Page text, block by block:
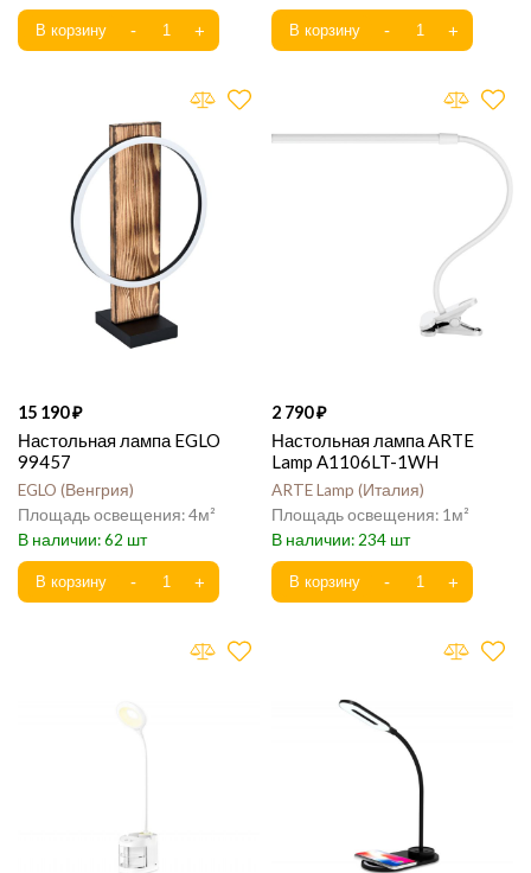
15 190
Настольная лампа EGLO
99457
EGLO Венгрия
4
62
2 790
Настольная лампа ARTE
Lamp A1106LT-1WH
ARTE Lamp Италия
1
234